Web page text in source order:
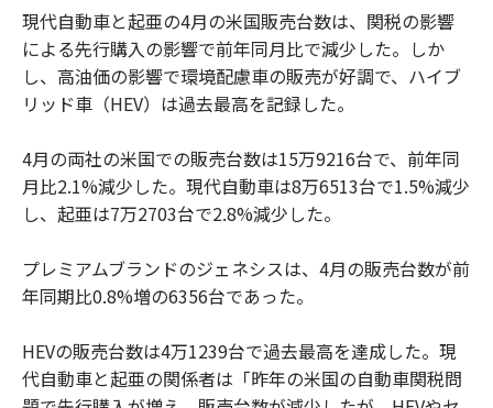
現代自動車と起亜の4月の米国販売台数は、関税の影響
による先行購入の影響で前年同月比で減少した。しか
し、高油価の影響で環境配慮車の販売が好調で、ハイブ
リッド車（HEV）は過去最高を記録した。
4月の両社の米国での販売台数は15万9216台で、前年同
月比2.1%減少した。現代自動車は8万6513台で1.5%減少
し、起亜は7万2703台で2.8%減少した。
プレミアムブランドのジェネシスは、4月の販売台数が前
年同期比0.8%増の6356台であった。
HEVの販売台数は4万1239台で過去最高を達成した。現
代自動車と起亜の関係者は「昨年の米国の自動車関税問